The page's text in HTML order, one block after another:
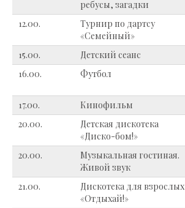
ребусы, загадки
12.00.
Турнир по дартсу
«Семейный»
15.00. Детский сеанс
16.00.
Футбол
17.00.
Кинофильм
20.00.
Детская дискотека
«Диско-бом!»
20.00.
Музыкальная гостиная.
Живой звук
21.00.
Дискотека для взрослых
«Отдыхай!»